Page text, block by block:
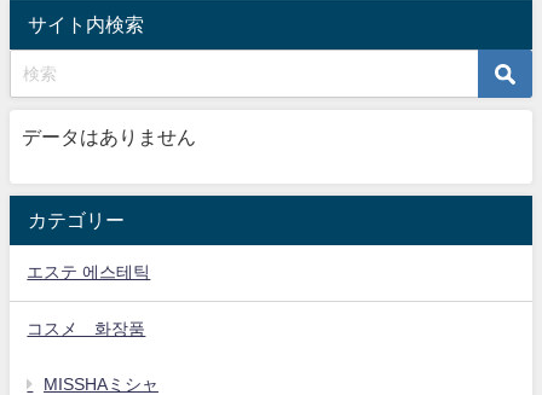
サイト内検索
データはありません
カテゴリー
エステ 에스테틱
コスメ 화장품
MISSHAミシャ